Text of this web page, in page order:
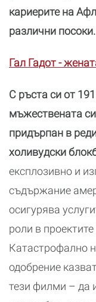
кариерите на
различни посоки.
Гал Гадот -
С ръста си от
мъжествената
придърпан в
холивудски
експлозивно и
съдържание
осигурява
роли в
Катастрофално
одобрение
тези филми – да